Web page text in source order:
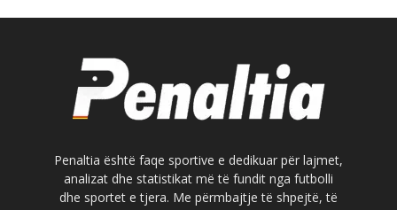
Penaltia është faqe sportive e dedikuar për lajmet,
analizat dhe statistikat më të fundit nga futbolli
dhe sportet e tjera. Me përmbajtje të shpejtë, të